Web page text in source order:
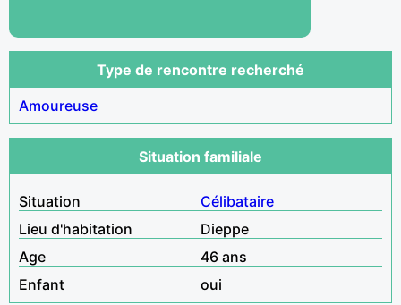
Type de rencontre recherché
Amoureuse
Situation familiale
Situation
Célibataire
Lieu d'habitation
Dieppe
Age
46 ans
Enfant
oui